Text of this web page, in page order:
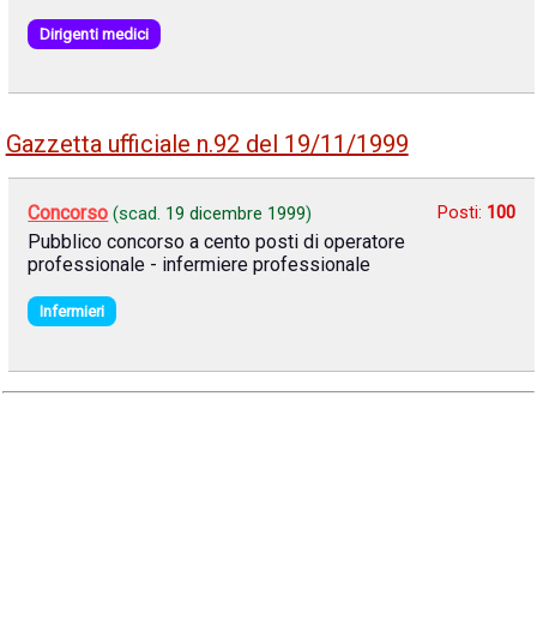
Dirigenti medici
Gazzetta ufficiale n.92 del 19/11/1999
Concorso (scad. 19 dicembre 1999) Posti: 100
Pubblico concorso a cento posti di operatore
professionale - infermiere professionale
Infermieri